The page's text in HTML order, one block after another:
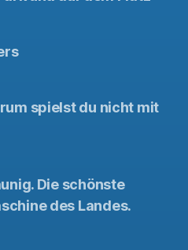
spielst du nicht mit
Die schönste
des Landes.